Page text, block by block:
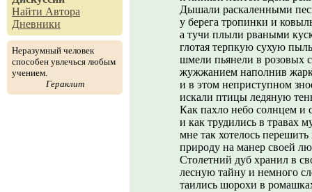
Найти Автора
Дневники
Неразумный человек
способен увлечься любым
учением.
Гераклит
Дышали раскаленными
у берега тропинки и
а тучи плыли рваными
глотая терпкую сухую
шмели пьянели в розовых
жужжанием наполнив
и в этом неприступном
искали птицы ледяную
Как пахло небо солнцем и
и как трудились в травах
мне так хотелось
природу на манер своей
Столетний дуб хранил в
лесную тайну и немного
таились шорохи в